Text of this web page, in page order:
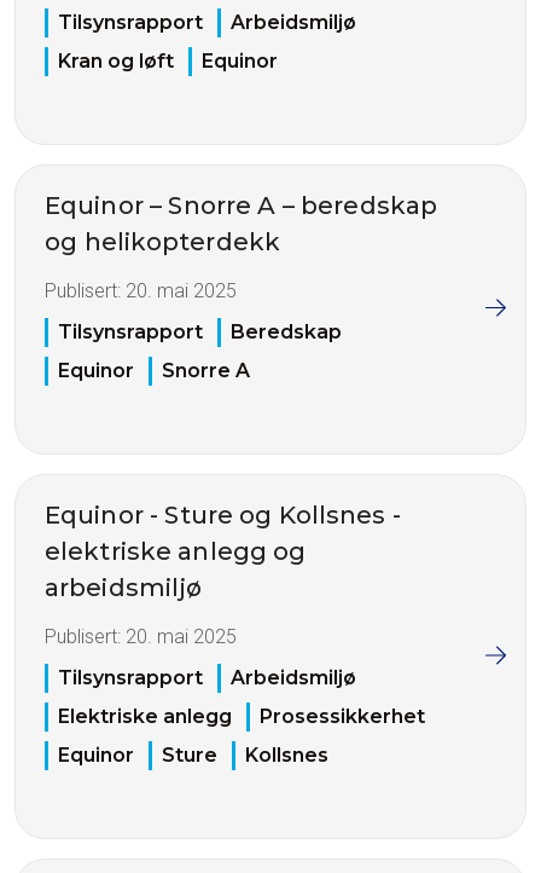
Tilsynsrapport
Arbeidsmiljø
Kran og løft
Equinor
Equinor – Snorre A – beredskap
og helikopterdekk
Publisert: 20. mai 2025
Tilsynsrapport
Beredskap
Equinor
Snorre A
Equinor - Sture og Kollsnes -
elektriske anlegg og
arbeidsmiljø
Publisert: 20. mai 2025
Tilsynsrapport
Arbeidsmiljø
Elektriske anlegg
Prosessikkerhet
Equinor
Sture Kollsnes